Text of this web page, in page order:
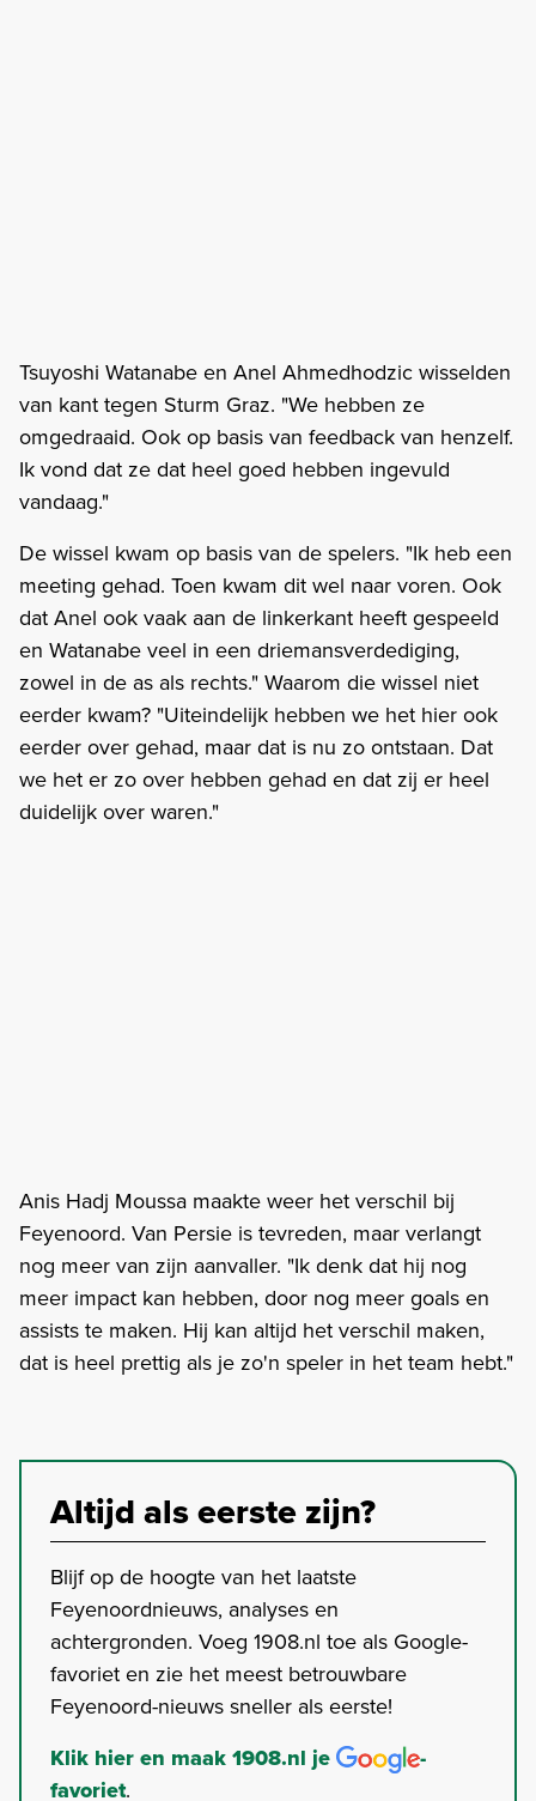
Tsuyoshi Watanabe en Anel Ahmedhodzic wisselden
van kant tegen Sturm Graz. "We hebben ze
omgedraaid. Ook op basis van feedback van henzelf.
Ik vond dat ze dat heel goed hebben ingevuld
vandaag."
De wissel kwam op basis van de spelers. "Ik heb een
meeting gehad. Toen kwam dit wel naar voren. Ook
dat Anel ook vaak aan de linkerkant heeft gespeeld
en Watanabe veel in een driemansverdediging,
zowel in de as als rechts." Waarom die wissel niet
eerder kwam? "Uiteindelijk hebben we het hier ook
eerder over gehad, maar dat is nu zo ontstaan. Dat
we het er zo over hebben gehad en dat zij er heel
duidelijk over waren."
Anis Hadj Moussa maakte weer het verschil bij
Feyenoord. Van Persie is tevreden, maar verlangt
nog meer van zijn aanvaller. "Ik denk dat hij nog
meer impact kan hebben, door nog meer goals en
assists te maken. Hij kan altijd het verschil maken,
dat is heel prettig als je zo'n speler in het team hebt."
Altijd als eerste zijn?
Blijf op de hoogte van het laatste
Feyenoordnieuws, analyses en
achtergronden. Voeg 1908.nl toe als Google-
favoriet en zie het meest betrouwbare
Feyenoord-nieuws sneller als eerste!
Klik hier en maak 1908.nl je
-
favoriet.